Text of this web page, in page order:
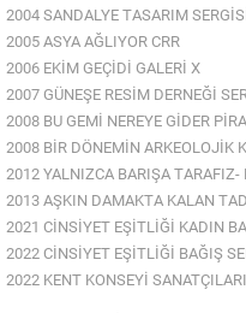
2004 SANDALYE TASARIM
2005 ASYA AĞLIYOR CRR
2006 EKİM GEÇİDİ GALERİ X
2007 GÜNEŞE RESİM DERNEĞİ
2008 BU GEMİ NEREYE GİDER
2008 BİR DÖNEMİN ARKEOLOJİK
2012 YALNIZCA BARIŞA TARAFIZ-
2013 AŞKIN DAMAKTA KALAN
2021 CİNSİYET EŞİTLİĞİ KADIN
2022 CİNSİYET EŞİTLİĞİ BAĞIŞ
2022 KENT KONSEYİ